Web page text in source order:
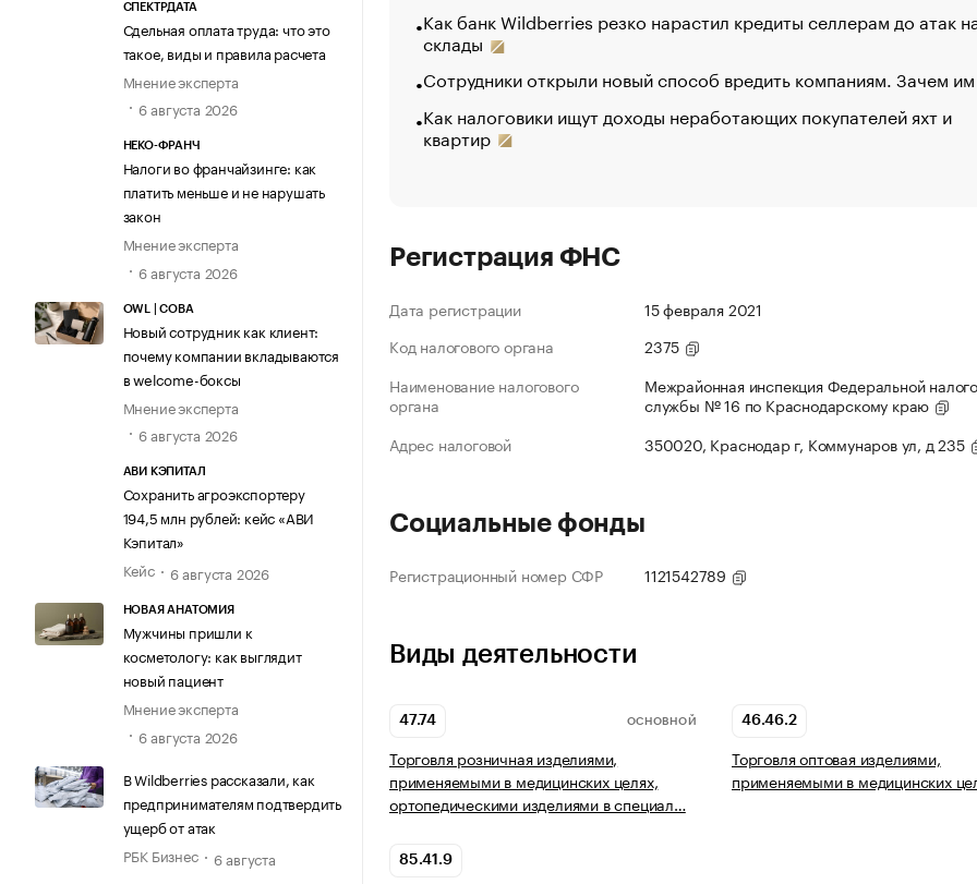
СПЕКТРДАТА
Сдельная оплата труда: что это
такое, виды и правила расчета
Мнение эксперта
6 августа 2026
НЕКО-ФРАНЧ
Налоги во франчайзинге: как
платить меньше и не нарушать
закон
Мнение эксперта
6 августа 2026
OWL | СОВА
Новый сотрудник как клиент:
почему компании вкладываются
в welcome-боксы
Мнение эксперта
6 августа 2026
АВИ КЭПИТАЛ
Сохранить агроэкспортеру
194,5 млн рублей: кейс «АВИ
Кэпитал»
Кейс
6 августа 2026
НОВАЯ АНАТОМИЯ
Мужчины пришли к
косметологу: как выглядит
новый пациент
Мнение эксперта
6 августа 2026
В Wildberries рассказали, как
предпринимателям подтвердить
ущерб от атак
РБК Бизнес
6 августа
Как банк Wildberries резко нарастил кредиты селлерам до атак
склады
Сотрудники открыли новый способ вредить компаниям. Зачем
Как налоговики ищут доходы неработающих покупателей яхт и
квартир
Регистрация ФНС
Дата регистрации
15 февраля 2021
Код налогового органа
2375
Наименование налогового
органа
Межрайонная инспекция Федеральной
службы № 16 по Краснодарскому краю
Адрес налоговой
350020, Краснодар г, Коммунаров ул, д 235
Социальные фонды
Регистрационный номер СФР 1121542789
Виды деятельности
47.74 ОСНОВНОЙ
Торговля розничная изделиями,
применяемыми в медицинских целях,
ортопедическими изделиями в специал…
46.46.2
Торговля оптовая изделиями,
применяемыми в медицинских
85.41.9